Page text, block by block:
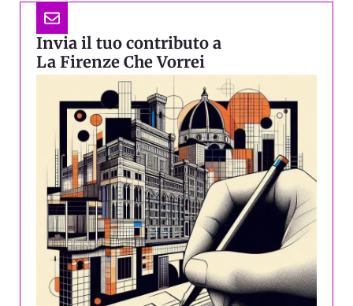
Invia il tuo contributo a
La Firenze Che Vorrei